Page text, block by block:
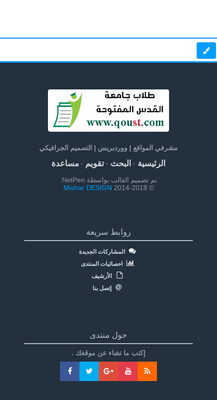
مشرفي المواقع | ووردبريس | التصميم الجرافيكي
الرئيسية· البحث· تقويم· مساعدة
تم تصميم القالب بواسطة NetPen:
© 2014-2018
Mishar DESIGN
روابط سريعة
المشاركات الجديدة
احصائيات المنتدى
الأرشيف
إتصل بنا
حول منتدى
إكتب ما تشاء عن موقغك .